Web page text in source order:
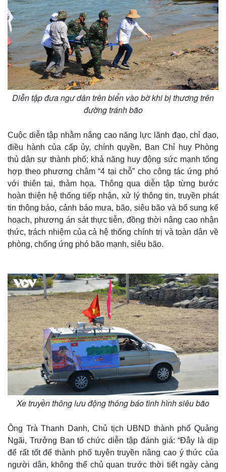
Thế giới
Quan sát
Cuộc sống đó đây
Hồ sơ
Multimedia
Video
Ảnh
E-Magazine
Infographic
Diễn tập đưa ngư dân trên biển vào bờ khi bị thương trên
đường tránh bão
Cuộc diễn tập nhằm nâng cao năng lực lãnh đạo, chỉ đạo,
điều hành của cấp ủy, chính quyền, Ban Chỉ huy Phòng
thủ dân sự thành phố; khả năng huy động sức mạnh tổng
hợp theo phương châm “4 tại chỗ” cho công tác ứng phó
với thiên tai, thảm họa. Thông qua diễn tập từng bước
hoàn thiện hệ thống tiếp nhận, xử lý thông tin, truyền phát
tin thông báo, cảnh báo mưa, bão, siêu bão và bổ sung kế
hoạch, phương án sát thực tiễn, đồng thời nâng cao nhận
thức, trách nhiệm của cả hệ thống chính trị và toàn dân về
phòng, chống ứng phó bão mạnh, siêu bão.
Xe truyền thông lưu động thông báo tình hình siêu bão
Ông Trà Thanh Danh, Chủ tịch UBND thành phố Quảng
Ngãi, Trưởng Ban tổ chức diễn tập đánh giá: “Đây là dịp
để rất tốt để thành phố tuyên truyền nâng cao ý thức của
người dân, không thể chủ quan trước thời tiết ngày càng